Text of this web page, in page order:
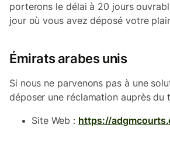
porterons le délai à 20 jours
jour où vous avez déposé votre
Émirats arabes unis
Si nous ne parvenons pas à une
déposer une réclamation auprès du
Site Web : https://